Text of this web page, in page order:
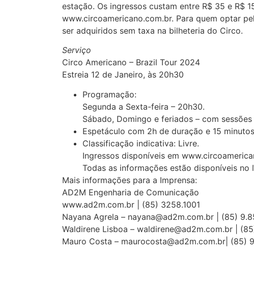
estação. Os ingressos custam entre R$ 35 e R$
www.circoamericano.com.br. Para quem optar
ser adquiridos sem taxa na bilheteria do Circo.
Serviço
Circo Americano – Brazil Tour 2024
Estreia 12 de Janeiro, às 20h30
Programação:
Segunda a Sexta-feira – 20h30.
Sábado, Domingo e feriados – com
Espetáculo com 2h de duração e 15
Classificação indicativa: Livre.
Ingressos disponíveis em
Todas as informações estão disponíveis
Mais informações para a Imprensa:
AD2M Engenharia de Comunicação
www.ad2m.com.br | (85) 3258.1001
Nayana Agrela – nayana@ad2m.com.br | (85)
Waldirene Lisboa – waldirene@ad2m.com.br |
Mauro Costa – maurocosta@ad2m.com.br| (85)